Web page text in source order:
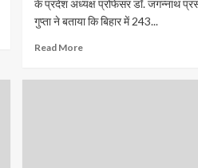
के प्रदेश अध्यक्ष प्रोफेसर डॉ. जगन्नाथ
गुप्ता ने बताया कि बिहार में 243...
Read More